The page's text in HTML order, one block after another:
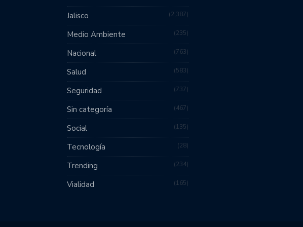
Jalisco 2,387
Medio Ambiente 235
Nacional 763
Salud 583
Seguridad 737
Sin categoría 467
Social 135
Tecnología 28
Trending 234
Vialidad 165